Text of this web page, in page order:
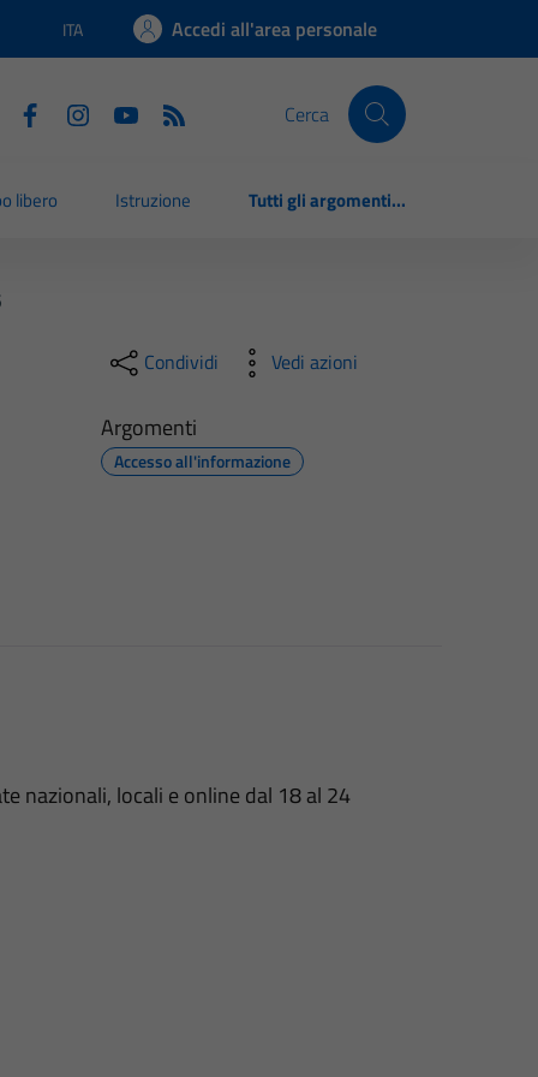
Lingua attiva:
ITA Accedi all'area personale
Cerca
libero Istruzione Tutti gli argomenti...
Condividi Vedi azioni
Argomenti
Accesso all'informazione
nazionali, locali e online dal 18 al 24